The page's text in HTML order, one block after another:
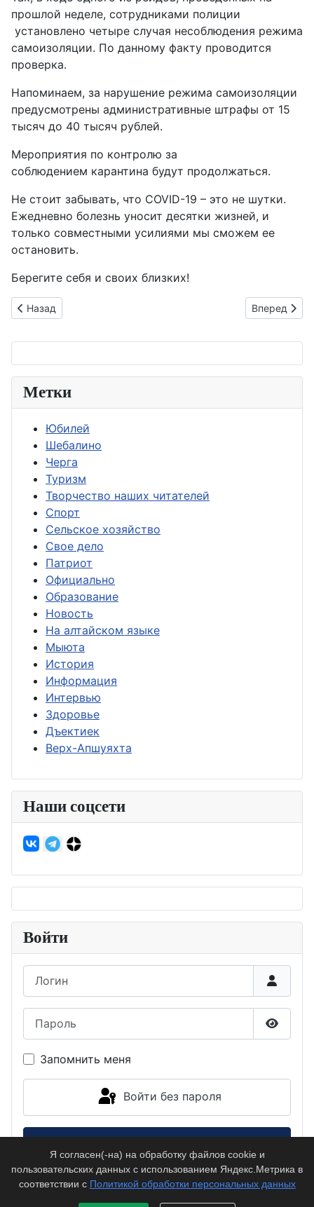
прошлой неделе, сотрудниками полиции
установлено четыре случая несоблюдения режима
самоизоляции. По данному факту проводится
проверка.
Напоминаем, за нарушение режима самоизоляции
предусмотрены административные штрафы от 15
тысяч до 40 тысяч рублей.
Мероприятия по контролю за
соблюдением карантина будут продолжаться.
Не стоит забывать, что COVID-19 – это не шутки.
Ежедневно болезнь уносит десятки жизней, и
только совместными усилиями мы сможем ее
остановить.
Берегите себя и своих близких!
Предыдущий: Семейные фермеры защитили свои проекты
Назад Следующий:
Вперед
Метки
Юбилей
Шебалино
Черга
Туризм
Творчество наших читателей
Спорт
Сельское хозяйство
Свое дело
Патриот
Официально
Образование
Новость
На алтайском языке
Мыюта
История
Информация
Интервью
Здоровье
Дъектиек
Верх-Апшуяхта
Наши соцсети
Войти
Запомнить меня
Войти без пароля
Забыли пароль?
Я согласен(-на) на обработку файлов cookie и
пользовательских данных с использованием Яндекс.Метрика в
соответствии с Политикой обработки персональных данных